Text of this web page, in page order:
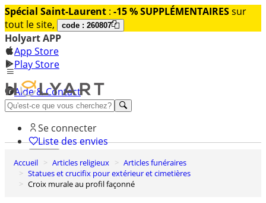
Spécial Saint-Laurent : -15 % SUPPLÉMENTAIRESsur
tout le site,
code : 260807
Holyart APP
App Store
Play Store
Aide & Contact
Découvrez Premium
Se connecter
Liste des envies
0
Panier
Accueil Articles religieux
Articles funéraires
Statues et crucifix pour extérieur et cimetières
Croix murale au profil façonné